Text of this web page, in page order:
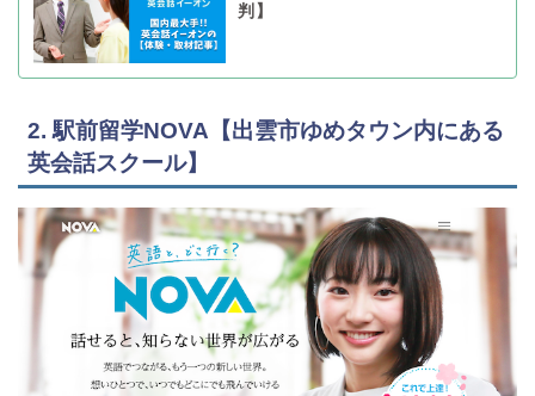
判】
2. 駅前留学NOVA【出雲市ゆめタウン内にある
英会話スクール】